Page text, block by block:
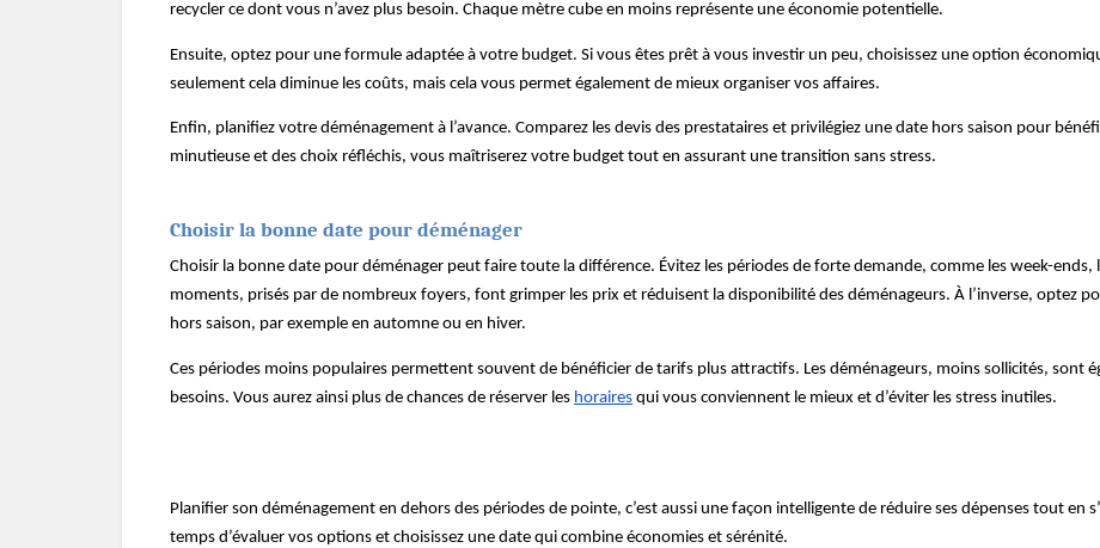
recycler ce dont vous n’avez plus besoin. Chaque mètre cube en moins représente une économie potentielle.
Ensuite, optez pour une formule adaptée à votre budget. Si vous êtes prêt à vous investir un peu, choisissez une option
seulement cela diminue les coûts, mais cela vous permet également de mieux organiser vos affaires.
Enfin, planifiez votre déménagement à l’avance. Comparez les devis des prestataires et privilégiez une date hors saison pour
minutieuse et des choix réfléchis, vous maîtriserez votre budget tout en assurant une transition sans stress.
Choisir la bonne date pour déménager
Choisir la bonne date pour déménager peut faire toute la différence. Évitez les périodes de forte demande, comme les week-ends,
moments, prisés par de nombreux foyers, font grimper les prix et réduisent la disponibilité des déménageurs. À l’inverse, optez
hors saison, par exemple en automne ou en hiver.
Ces périodes moins populaires permettent souvent de bénéficier de tarifs plus attractifs. Les déménageurs, moins sollicités, sont
besoins. Vous aurez ainsi plus de chances de réserver les horaires qui vous conviennent le mieux et d’éviter les stress inutiles.
Planifier son déménagement en dehors des périodes de pointe, c’est aussi une façon intelligente de réduire ses dépenses tout en
temps d’évaluer vos options et choisissez une date qui combine économies et sérénité.